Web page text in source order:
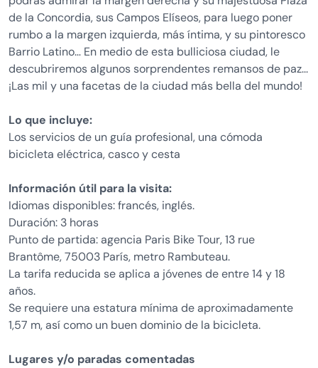
de la Concordia, sus Campos Elíseos, para luego poner
rumbo a la margen izquierda, más íntima, y su pintoresco
Barrio Latino… En medio de esta bulliciosa ciudad, le
descubriremos algunos sorprendentes remansos de paz...
¡Las mil y una facetas de la ciudad más bella del mundo!
Lo que incluye:
Los servicios de un guía profesional, una cómoda
bicicleta eléctrica, casco y cesta
Información útil para la visita:
Idiomas disponibles: francés, inglés.
Duración: 3 horas
Punto de partida: agencia Paris Bike Tour, 13 rue
Brantôme, 75003 París, metro Rambuteau.
La tarifa reducida se aplica a jóvenes de entre 14 y 18
años.
Se requiere una estatura mínima de aproximadamente
1,57 m, así como un buen dominio de la bicicleta.
Lugares y/o paradas comentadas